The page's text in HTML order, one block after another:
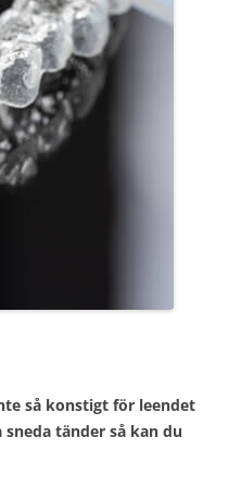
så konstigt för leendet
tänder så kan du